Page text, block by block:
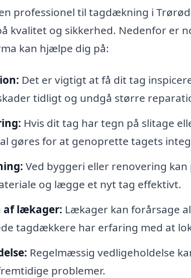
professionel til tagdækning i
kvalitet og sikkerhed. Nedenfor er
kan hjælpe dig på:
Det er vigtigt at få dit tag
tidligt og undgå større
Hvis dit tag har tegn på slitage
gøres for at genoprette tagets
Ved byggeri eller renovering
og lægge et nyt tag effektivt.
af lækager: Lækager kan forårsage
tagdækkere har erfaring med at
Regelmæssig vedligeholdelse
problemer.